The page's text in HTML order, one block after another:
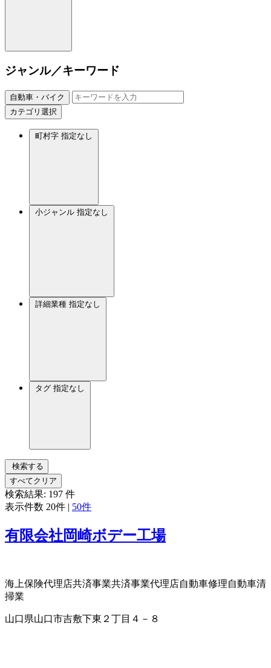
ジャンル／キーワード
自動車・バイク
カテゴリ選択
町村字 指定なし
小ジャンル 指定なし
詳細業種 指定なし
タグ 指定なし
検索する
すべてクリア
検索結果: 197 件
表示件数 20件 | 50件
有限会社岡崎ボデー工場
海上保険代理店共済事業共済事業代理店自動車修理自動車清
掃業
山口県山口市吉敷下東２丁目４－８